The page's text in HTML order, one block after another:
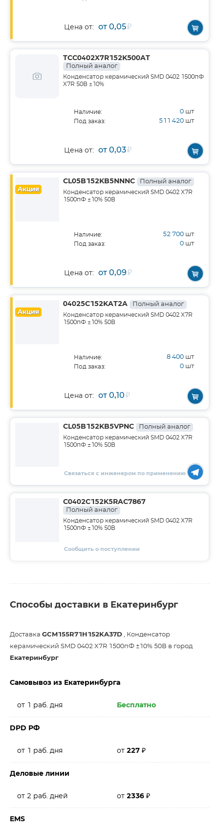
Цена от: от 0,05₽
TCC0402X7R152K500AT
Полный аналог
Конденсатор керамический SMD 0402 1500пФ
X7R 50В ±10%
Наличие: 0 шт
Под заказ: 511 420 шт
Цена от: от 0,03₽
Акция
CL05B152KB5NNNC Полный аналог
Конденсатор керамический SMD 0402 X7R
1500пФ ±10% 50В
Наличие: 52 700 шт
Под заказ: 0 шт
Цена от: от 0,09₽
Акция
04025C152KAT2A Полный аналог
Конденсатор керамический SMD 0402 X7R
1500пФ ±10% 50В
Наличие: 8 400 шт
Под заказ: 0 шт
Цена от: от 0,10₽
CL05B152KB5VPNC Полный аналог
Конденсатор керамический SMD 0402 X7R
1500пФ ±10% 50В
Связаться с инженером по применению
C0402C152K5RAC7867
Полный аналог
Конденсатор керамический SMD 0402 X7R
1500пФ ±10% 50В
Сообщить о поступлении
Способы доставки в Екатеринбург
Доставка GCM155R71H152KA37D , Конденсатор
керамический SMD 0402 X7R 1500пФ ±10% 50В в город
Екатеринбург
Самовывоз из Екатеринбурга
от 1 раб. дня Бесплатно
DPD РФ
от 1 раб. дня от 227 ₽
Деловые линии
от 2 раб. дней от 2336 ₽
EMS